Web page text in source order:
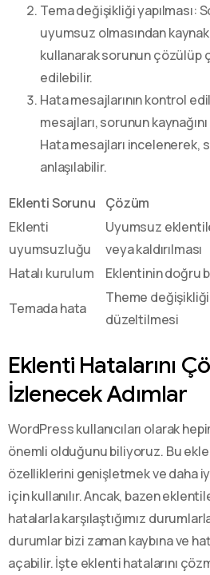
Tema değişikliği yapılması:
uyumsuz olmasından
kullanarak sorunun çözülüp
edilebilir.
Hata mesajlarının kontrol
mesajları, sorunun
Hata mesajları incelenerek,
anlaşılabilir.
Eklenti Sorunu
Çözüm
Eklenti
uyumsuzluğu
Uyumsuz
veya kaldırılması
Hatalı kurulum
Eklentinin doğru
Temada hata
Theme
düzeltilmesi
Eklenti Hatalarını
İzlenecek Adımlar
WordPress kullanıcıları olarak
önemli olduğunu biliyoruz. Bu
özelliklerini genişletmek ve daha
için kullanılır. Ancak, bazen
hatalarla karşılaştığımız
durumlar bizi zaman kaybına ve
açabilir. İşte eklenti hatalarını